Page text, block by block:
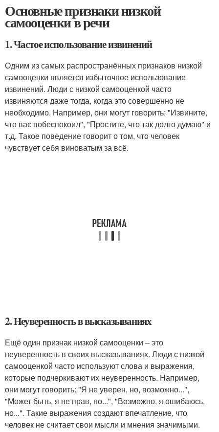
Основные признаки низкой
самооценки в речи
1. Частое использование извинений
Одним из самых распространённых признаков низкой
самооценки является избыточное использование
извинений. Люди с низкой самооценкой часто
извиняются даже тогда, когда это совершенно не
необходимо. Например, они могут говорить: "Извините,
что вас побеспокоил", "Простите, что так долго думаю" и
т.д. Такое поведение говорит о том, что человек
чувствует себя виноватым за всё.
2. Неуверенность в высказываниях
Ещё один признак низкой самооценки – это
неуверенность в своих высказываниях. Люди с низкой
самооценкой часто используют слова и выражения,
которые подчеркивают их неуверенность. Например,
они могут говорить: "Я не уверен, но, возможно...",
"Может быть, я не прав, но...", "Возможно, я ошибаюсь,
но...". Такие выражения создают впечатление, что
человек не считает свои мысли и мнения значимыми.